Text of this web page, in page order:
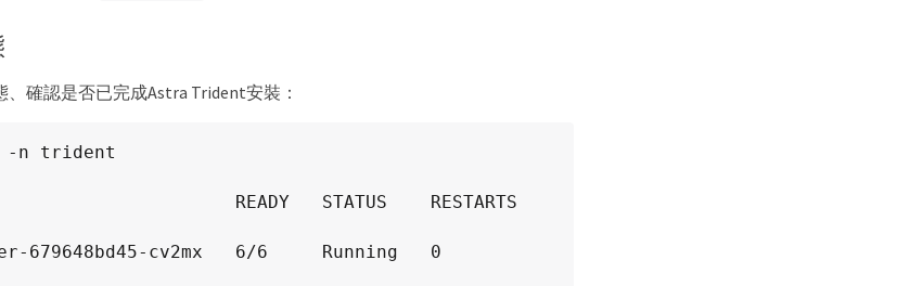
確認是否已完成Astra Trident安裝：
-n trident
READY   STATUS    RESTARTS
679648bd45-cv2mx   6/6     Running   0